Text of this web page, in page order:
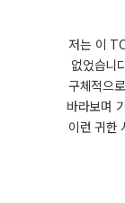
저는 이
없었습니
구체적으
바라보며
이런 귀한